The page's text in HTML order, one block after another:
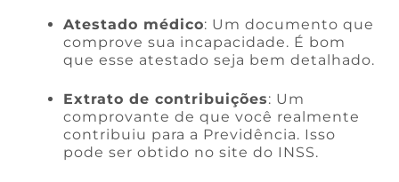
Atestado médico: Um documento que
comprove sua incapacidade. É bom
que esse atestado seja bem detalhado.
Extrato de contribuições: Um
comprovante de que você realmente
contribuiu para a Previdência. Isso
pode ser obtido no site do INSS.